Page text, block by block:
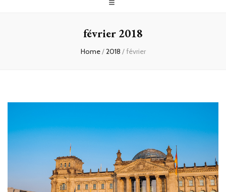
février 2018
Home/2018 /février